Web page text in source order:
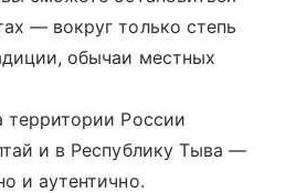
— вокруг только степь
обычаи местных
территории России
и в Республику Тыва —
и аутентично.